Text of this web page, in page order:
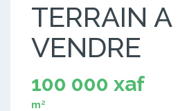
TERRAIN A
VENDRE
100 000 xaf
m²